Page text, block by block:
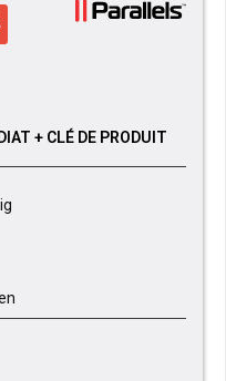
+ CLÉ DE PRODUIT